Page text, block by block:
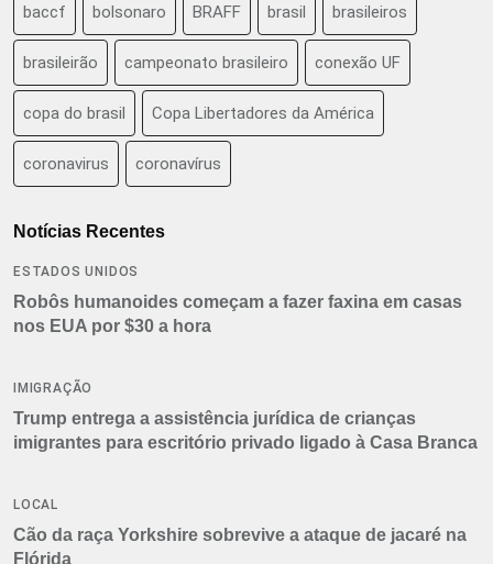
baccf bolsonaro BRAFF brasil brasileiros
brasileirão campeonato brasileiro conexão UF
copa do brasil Copa Libertadores da América
coronavirus coronavírus
Notícias Recentes
ESTADOS UNIDOS
Robôs humanoides começam a fazer faxina em casas
nos EUA por $30 a hora
IMIGRAÇÃO
Trump entrega a assistência jurídica de crianças
imigrantes para escritório privado ligado à Casa Branca
LOCAL
Cão da raça Yorkshire sobrevive a ataque de jacaré na
Flórida